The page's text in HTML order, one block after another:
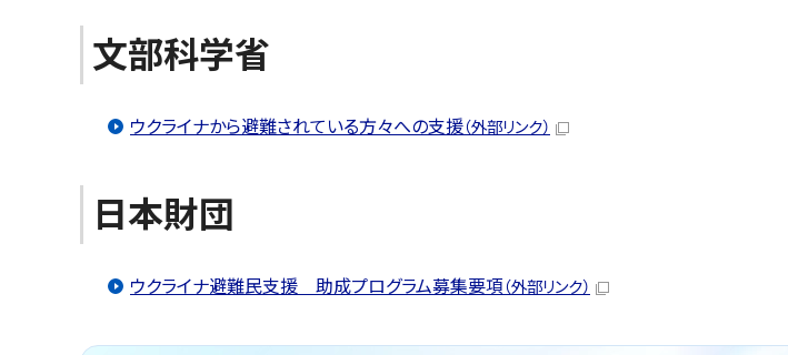
文部科学省
ウクライナから避難されている方々への支援（外部リンク）
日本財団
ウクライナ避難民支援 助成プログラム募集要項（外部リンク）